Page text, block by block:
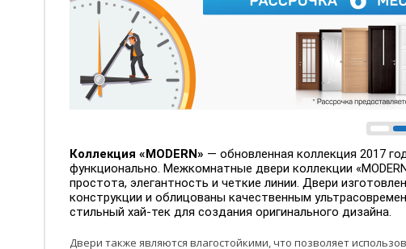
Коллекция «MODERN» — обновленная коллекция 2017
функционально. Межкомнатные двери коллекции
простота, элегантность и четкие линии. Двери
конструкции и облицованы качественным
стильный хай-тек для создания оригинального дизайна.
Двери также являются влагостойкими, что позволяет